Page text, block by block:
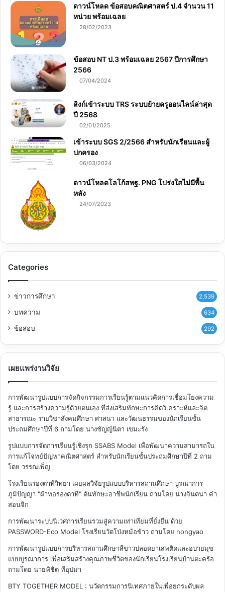
ดาวน์โหลด ข้อสอบคณิตศาสตร์ ป.4 จำนวน 11
หน่วย พร้อมเฉลย
28/02/2023
ข้อสอบ NT ป.3 พร้อมเฉลย 2567 ปีการศึกษา
2566
07/04/2024
ลิงก์เข้าระบบ TRS ระบบย้ายครูออนไลน์ล่าสุด
ปี 2568
02/01/2025
เข้าระบบ SGS 2/2566 สำหรับนักเรียนและผู้
ปกครอง
06/03/2024
ดาวน์โหลดโลโก้สพฐ. PNG โปร่งใสไม่มีพื้น
หลัง
24/07/2023
Categories
ข่าวการศึกษา 2,539
บทความ 634
ข้อสอบ 292
เผยแพร่งานวิจัย
การพัฒนารูปแบบการจัดกิจกรรมการเรียนรู้ตามแนวคิดการเชื่อมโยงความ
รู้ และการสร้างความรู้ด้วยตนเอง ที่ส่งเสริมทักษะการคิดวิเคราะห์และจิต
สาธารณะ รายวิชาสังคมศึกษา ศาสนา และวัฒนธรรมของนักเรียนชั้น
ประถมศึกษาปีที่ 6 ถามโดย นางชัญญ์นิตา เขมะรัง
รูปแบบการจัดการเรียนรู้เชิงรุก SSABS Model เพื่อพัฒนาความสามารถใน
การแก้โจทย์ปัญหาคณิตศาสตร์ สำหรับนักเรียนชั้นประถมศึกษาปีที่ 2 ถาม
โดย วรรณเพ็ญ
โรงเรียนร่องตาทีวิทยา เผยผลวิจัยรูปแบบบริหารสถานศึกษา บูรณาการ
ภูมิปัญญา "ผ้าทอร่องตาที" ดันทักษะอาชีพนักเรียน ถามโดย นางจินตนา คำ
สอนจิก
การพัฒนาระบบนิเวศการเรียนรวมสู่ความเท่าเทียมที่ยั่งยืน ด้วย
PASSWORD-Eco Model โรงเรียนวัดโป่งหม้อข้าว ถามโดย nongyao
การพัฒนารูปแบบการบริหารสถานศึกษาสีขาวปลอดยาเสพติดและอบายมุข
แบบบูรณาการ เพื่อเสริมสร้างคุณภาพชีวิตของนักเรียนโรงเรียนบ้านตะคร้อ
ถามโดย นายพิชิต ทีอุปมา
BTY TOGETHER MODEL : นวัตกรรมการนิเทศภายในเพื่อยกระดับผล